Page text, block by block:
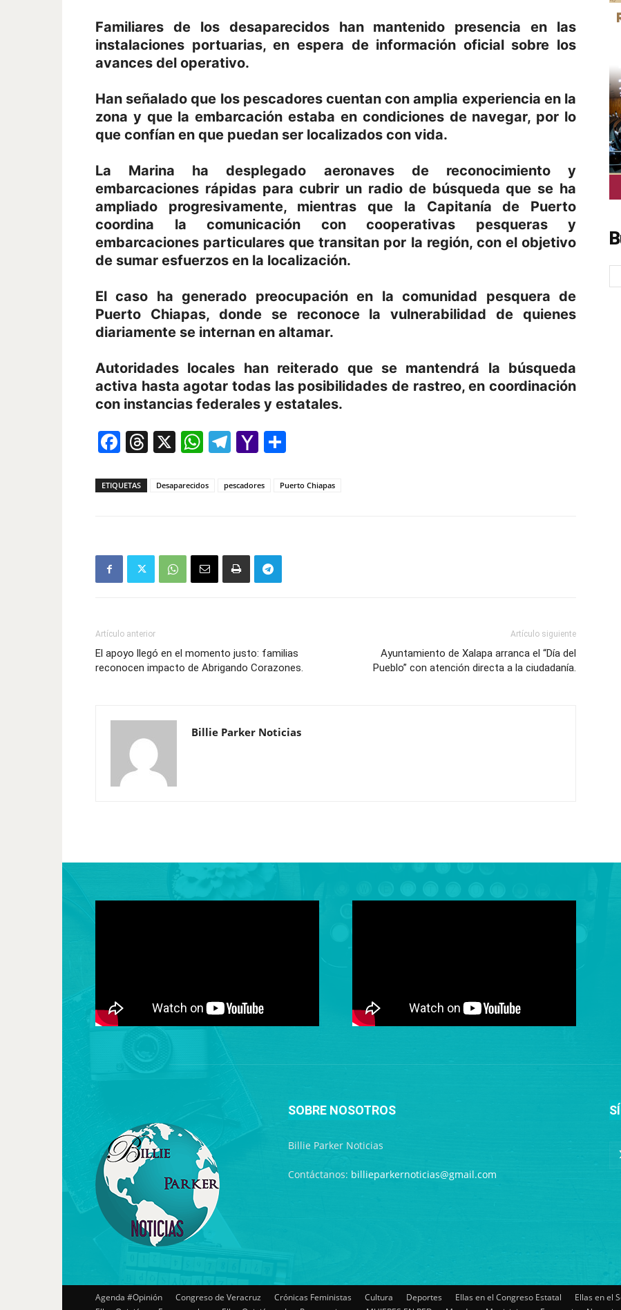
Familiares de los desaparecidos han mantenido presencia en las
instalaciones portuarias, en espera de información oficial sobre los
avances del operativo.
Han señalado que los pescadores cuentan con amplia experiencia en la
zona y que la embarcación estaba en condiciones de navegar, por lo
que confían en que puedan ser localizados con vida.
La Marina ha desplegado aeronaves de reconocimiento y
embarcaciones rápidas para cubrir un radio de búsqueda que se ha
ampliado progresivamente, mientras que la Capitanía de Puerto
coordina la comunicación con cooperativas pesqueras y
embarcaciones particulares que transitan por la región, con el objetivo
de sumar esfuerzos en la localización.
El caso ha generado preocupación en la comunidad pesquera de
Puerto Chiapas, donde se reconoce la vulnerabilidad de quienes
diariamente se internan en altamar.
Autoridades locales han reiterado que se mantendrá la búsqueda
activa hasta agotar todas las posibilidades de rastreo, en coordinación
con instancias federales y estatales.
Facebook
Threads
X WhatsApp
Telegram
Yahoo
ETIQUETAS Desaparecidos pescadores Puerto Chiapas
Artículo anterior
El apoyo llegó en el momento justo: familias
reconocen impacto de Abrigando Corazones.
Artículo siguiente
Ayuntamiento de Xalapa arranca el “Día del
Pueblo” con atención directa a la ciudadanía.
Billie Parker Noticias
SOBRE NOSOTROS
Billie Parker Noticias
Contáctanos: billieparkernoticias@gmail.com
Agenda #Opinión Congreso de Veracruz Crónicas Feministas Cultura Deportes Ellas en el Congreso Estatal Ellas en el